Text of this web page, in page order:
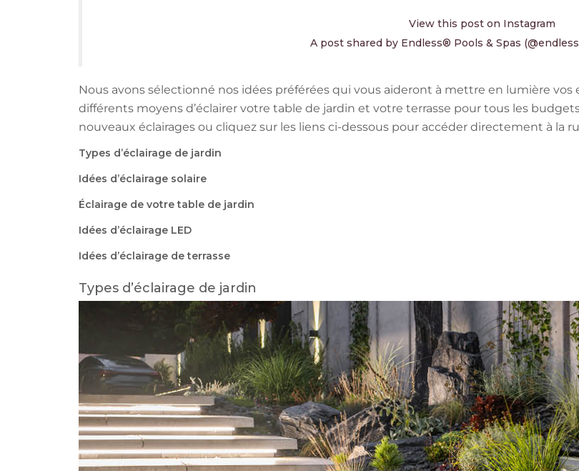
View this post on Instagram
A post shared by Endless® Pools & Spas
Nous avons sélectionné nos idées préférées qui vous aideront à mettre en lumière
différents moyens d’éclairer votre table de jardin et votre terrasse pour tous les
nouveaux éclairages ou cliquez sur les liens ci-dessous pour accéder directement à la
Types d’éclairage de jardin
Idées d’éclairage solaire
Éclairage de votre table de jardin
Idées d’éclairage LED
Idées d’éclairage de terrasse
Types d’éclairage de jardin